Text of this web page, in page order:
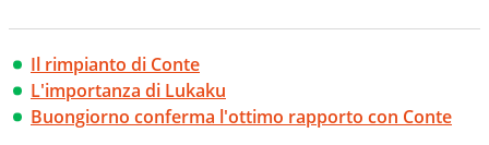
Il rimpianto di Conte
L'importanza di Lukaku
Buongiorno conferma l'ottimo rapporto con Conte